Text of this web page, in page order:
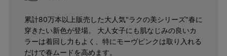
累計80万本以上販売した大人気"ラクの美シリーズ"春に
穿きたい新色が登場。 大人女子にも肌なじみの良いカ
ラーは着回し力もよく、特にモーヴピンクは取り入れる
だけで春ムードを高めます。